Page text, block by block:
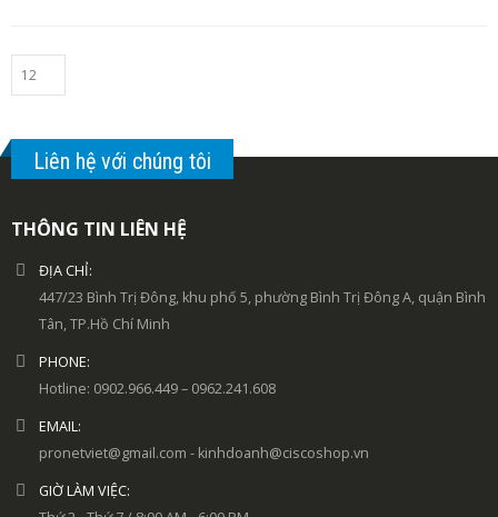
Liên hệ với chúng tôi
THÔNG TIN LIÊN HỆ
ĐỊA CHỈ:
447/23 Bình Trị Đông, khu phố 5, phường Bình Trị Đông A, quận Bình
Tân, TP.Hồ Chí Minh
PHONE:
Hotline: 0902.966.449 – 0962.241.608
EMAIL:
pronetviet@gmail.com - kinhdoanh@ciscoshop.vn
GIỜ LÀM VIỆC: